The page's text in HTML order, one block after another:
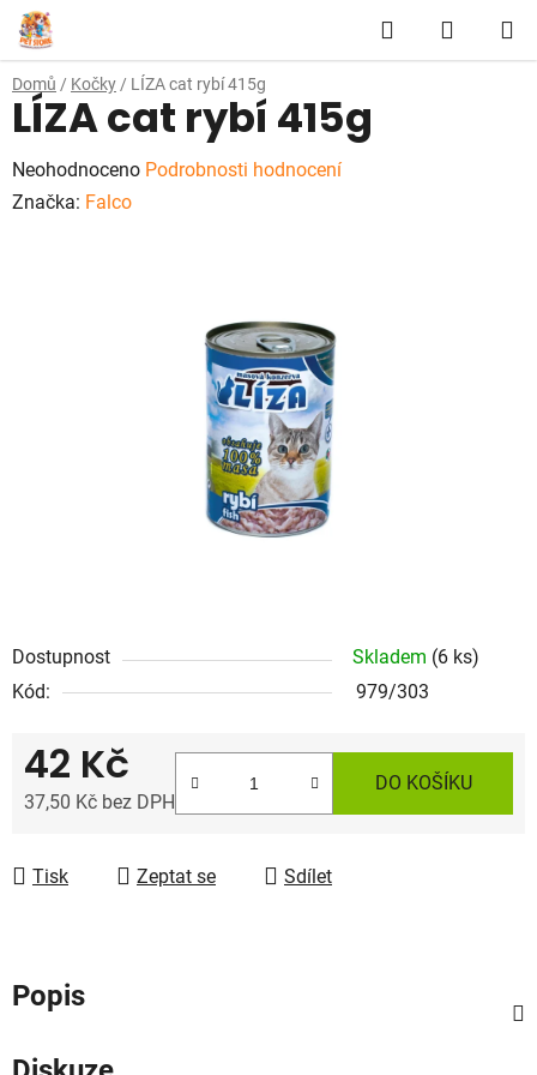
Přejít
na
obsah
Hledat
KOŠÍK
Domů / Kočky / LÍZA cat rybí 415g
Dostupnost Skladem (6 ks)
Kód:
979/303
42 Kč
37,50 Kč bez DPH
DO KOŠÍKU
Tisk Zeptat se Sdílet
LÍZA cat rybí 415g
Průměrné
hodnocení
Neohodnoceno Podrobnosti hodnocení
Značka: Falco
Popis